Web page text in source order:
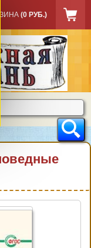
(0 РУБ.)